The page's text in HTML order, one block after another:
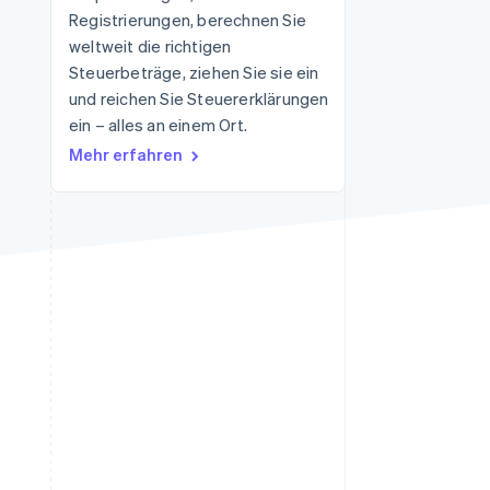
Stripe-Sessions 2026
Erfahren Sie, wie Stripe
Lösungen für die
Wirtschaftsinfrastruktur
Registrierungen, berechnen Sie
weltweit die richtigen
Steuerbeträge, ziehen Sie sie ein
und reichen Sie Steuererklärungen
ein – alles an einem Ort.
Mehr erfahren